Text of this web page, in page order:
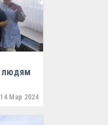
людям
14 Мар 2024